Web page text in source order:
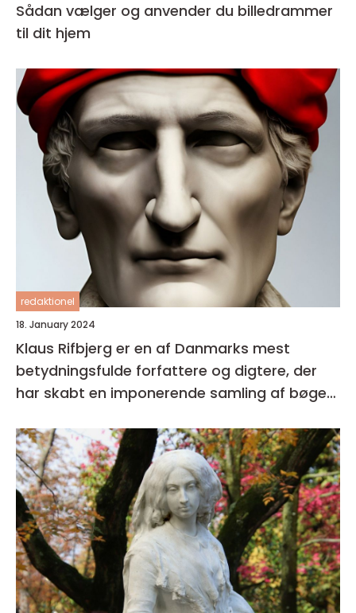
Sådan vælger og anvender du billedrammer
til dit hjem
redaktionel
18. January 2024
Klaus Rifbjerg er en af Danmarks mest
betydningsfulde forfattere og digtere, der
har skabt en imponerende samling af bøger i